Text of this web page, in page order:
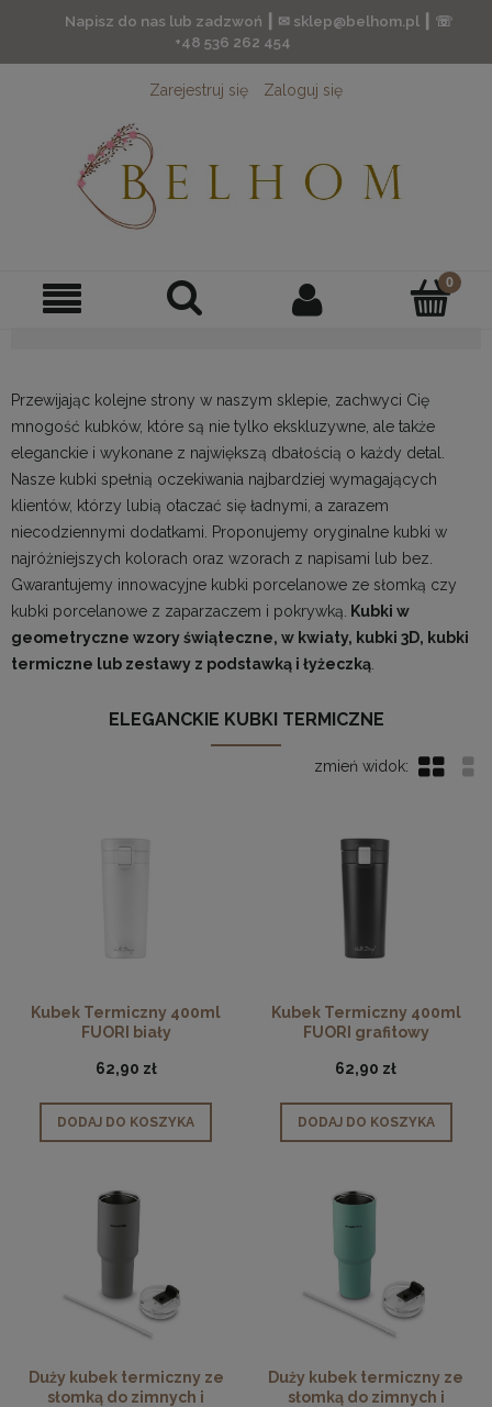
Napisz do nas lub zadzwoń ┃ ✉ sklep@belhom.pl ┃ ☏
+48 536 262 454
Zarejestruj się Zaloguj się
Przewijając kolejne strony w naszym sklepie, zachwyci Cię
mnogość kubków, które są nie tylko ekskluzywne, ale także
eleganckie i wykonane z największą dbałością o każdy detal.
Nasze kubki spełnią oczekiwania najbardziej wymagających
klientów, którzy lubią otaczać się ładnymi, a zarazem
niecodziennymi dodatkami. Proponujemy oryginalne kubki w
najróżniejszych kolorach oraz wzorach z napisami lub bez.
Gwarantujemy innowacyjne kubki porcelanowe ze słomką czy
kubki porcelanowe z zaparzaczem i pokrywką.
Kubki w
geometryczne wzory świąteczne, w kwiaty, kubki 3D, kubki
termiczne lub zestawy z podstawką i łyżeczką
ELEGANCKIE KUBKI TERMICZNE
Kubek Termiczny 400ml
FUORI biały
62,90 zł
DODAJ DO KOSZYKA
Kubek Termiczny 400ml
FUORI grafitowy
62,90 zł
DODAJ DO KOSZYKA
Duży kubek termiczny ze
słomką do zimnych i
Duży kubek termiczny ze
słomką do zimnych i